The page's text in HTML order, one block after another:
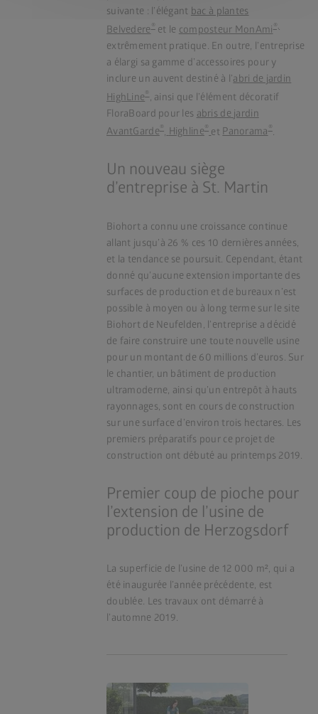
suivante : l’élégant bac à plantes
Belvedere ®et le composteur MonAmi ®,
extrêmement pratique. En outre, l’entreprise
a élargi sa gamme d’accessoires pour y
inclure un auvent destiné à l’abri de jardin
HighLine® , ainsi que l’élément décoratif
FloraBoard pour les abris de jardin
AvantGarde ® Highline ® et Panorama ®.
Un nouveau siège
d’entreprise à St. Martin
Biohort a connu une croissance continue
allant jusqu’à 26 % ces 10 dernières années,
et la tendance se poursuit. Cependant, étant
donné qu’aucune extension importante des
surfaces de production et de bureaux n’est
possible à moyen ou à long terme sur le site
Biohort de Neufelden, l’entreprise a décidé
de faire construire une toute nouvelle usine
pour un montant de 60 millions d’euros. Sur
le chantier, un bâtiment de production
ultramoderne, ainsi qu’un entrepôt à hauts
rayonnages, sont en cours de construction
sur une surface d’environ trois hectares. Les
premiers préparatifs pour ce projet de
construction ont débuté au printemps 2019.
Premier coup de pioche pour
l’extension de l’usine de
production de Herzogsdorf
La superficie de l’usine de 12 000 m², qui a
été inaugurée l’année précédente, est
doublée. Les travaux ont démarré à
l’automne 2019.